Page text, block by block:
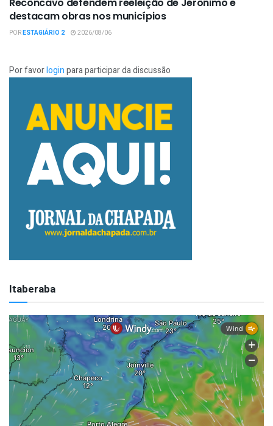
destacam obras nos municípios
PORESTAGIÁRIO 2 2026/08/06
Por favorloginpara participar da discussão
Itaberaba